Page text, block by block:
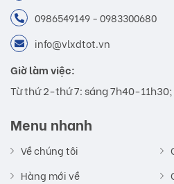
0986549149 - 0983300680
info@vlxdtot.vn
Giờ làm việc:
Từ thứ 2-thứ 7: sáng 7h40-
Menu nhanh
Về chúng tôi
Hàng mới về